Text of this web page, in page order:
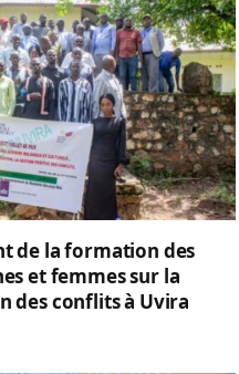
de la formation des
et femmes sur la
des conflits à Uvira